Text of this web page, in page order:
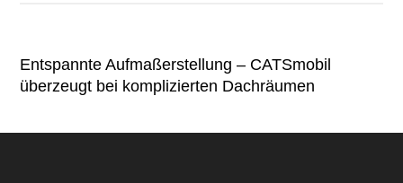
Entspannte Aufmaßerstellung – CATSmobil
überzeugt bei komplizierten Dachräumen